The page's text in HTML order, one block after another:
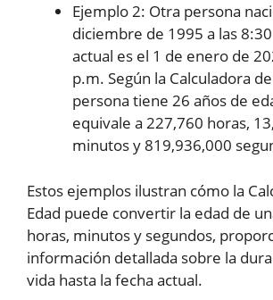
Ejemplo 2: Otra persona
diciembre de 1995 a las
actual es el 1 de enero de
p.m. Según la Calculadora
persona tiene 26 años de
equivale a 227,760 horas,
minutos y 819,936,000
Estos ejemplos ilustran cómo la
Edad puede convertir la edad de
horas, minutos y segundos,
información detallada sobre la
vida hasta la fecha actual.